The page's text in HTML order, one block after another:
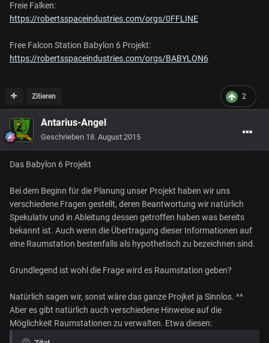
Freie Falken:
https://robertsspaceindustries.com/orgs/0FFLINE
Free Falcon Station Babylon 6 Projekt:
https://robertsspaceindustries.com/orgs/BABYLON6
2
Zitieren
Antarius-Angel
Geschrieben 18. August 2015
Das Babylon 6 Projekt
Bei dem Beginn für die Planung unser Projekt haben wir uns
verschiedene Fragen gestellt, deren Beantwortung wir natürlich
Spekulativ und in Ableitung dessen getroffen haben was bereits
bekannt ist. Auch wenn die Übertragung dieser Informationen auf
eine Raumstation bestenfalls als hypothetisch zu bezeichnen sind.
Grundlegend ist wohl die Frage wird es Raumstation geben?
Natürlich sagen wir, sonst wäre das ganze Projket ja Sinnlos. ^^
Aber es gibt natürlich auch verschiedene Hinweise auf die
Möglichkeit Raumstationen zu verwalten. Etwa diesen: